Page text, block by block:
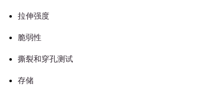
拉伸强度
脆弱性
撕裂和穿孔测试
存储